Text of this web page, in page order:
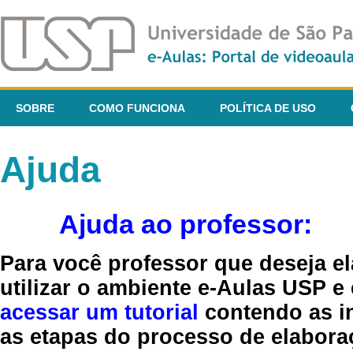
SOBRE COMO FUNCIONA POLÍTICA DE USO
Ajuda
Ajuda ao professor:
Para você professor que deseja
utilizar o ambiente e-Aulas USP
acessar um tutorial contendo as
as etapas do processo de